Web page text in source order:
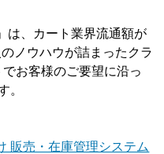
は、カート業界流通額が
ノウハウが詰まったクラ
お客様のご要望に沿っ
。
販売・在庫管理システム